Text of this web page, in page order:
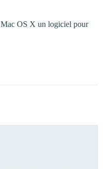
Mac OS X un logiciel pour